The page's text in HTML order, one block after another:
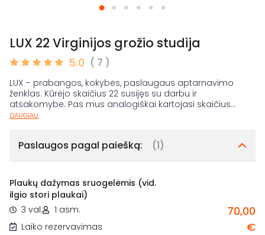
LUX 22 Virginijos grožio studija
5.0 ( 7 )
LUX – prabangos, kokybės, paslaugaus aptarnavimo
ženklas. Kūrėjo skaičius 22 susijęs su darbu ir
atsakomybe. Pas mus analogiškai kartojasi skaičius...
DAUGIAU
Paslaugos pagal paiešką: (1)
Plaukų dažymas sruogelėmis (vid.
ilgio stori plaukai)
3 val.
1 asm.
Laiko rezervavimas
70,00
€